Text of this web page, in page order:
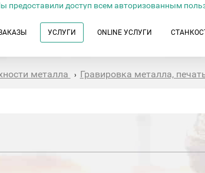
предоставили доступ всем авторизованным
УСЛУГИ ONLINE УСЛУГИ
металла › Гравировка металла,